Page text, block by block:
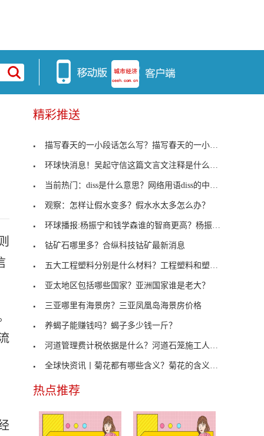
精彩推送
描写春天的一小段话怎么写？描写春天的一小段话
环球快消息！吴起守信这篇文言文注释是什么意思？吴
当前热门：diss是什么意思？网络用语diss的中文翻译
观察：怎样让假水变多？假水水太多怎么办？
环球播报:杨振宁和钱学森谁的智商更高？杨振宁的智
钴矿石哪里多？合纵科技钴矿最新消息
五大工程塑料分别是什么材料？工程塑料和塑料的区别
亚太地区包括哪些国家？亚洲国家谁是老大？
三亚哪里有海景房？三亚凤凰岛海景房价格
养蝎子能赚钱吗？蝎子多少钱一斤？
河道管理费计税依据是什么？河道石笼施工人工单价
全球快资讯丨菊花都有哪些含义？菊花的含义代表着什
热点推荐